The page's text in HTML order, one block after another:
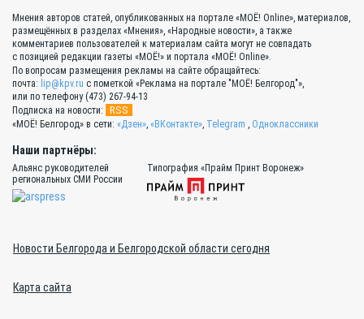
Мнения авторов статей, опубликованных на портале «МОЁ! Online», материалов,
размещённых в разделах «Мнения», «Народные новости», а также
комментариев пользователей к материалам сайта могут не совпадать
с позицией редакции газеты «МОЁ!» и портала «МОЁ! Online».
По вопросам размещения рекламы на сайте обращайтесь:
почта: lip@kpv.ru с пометкой «Реклама на портале "МОЁ! Белгород"»,
или по телефону (473) 267-94-13
Подписка на новости:
RSS
«МОЁ! Белгород» в сети: «Дзен», «ВКонтакте», Telegram , Одноклассники
Наши партнёры:
Альянс руководителей
региональных СМИ России
Типография «Прайм Принт Воронеж»
Новости Белгорода и Белгородской области сегодня
Карта сайта